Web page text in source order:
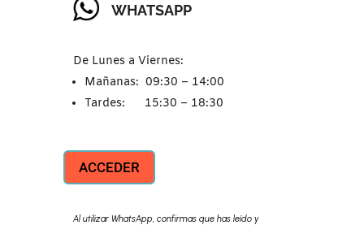
WHATSAPP
De Lunes a Viernes:
Mañanas: 09:30 – 14:00
Tardes: 15:30 – 18:30
ACCEDER
Al utilizar WhatsApp, confirmas que has leído y